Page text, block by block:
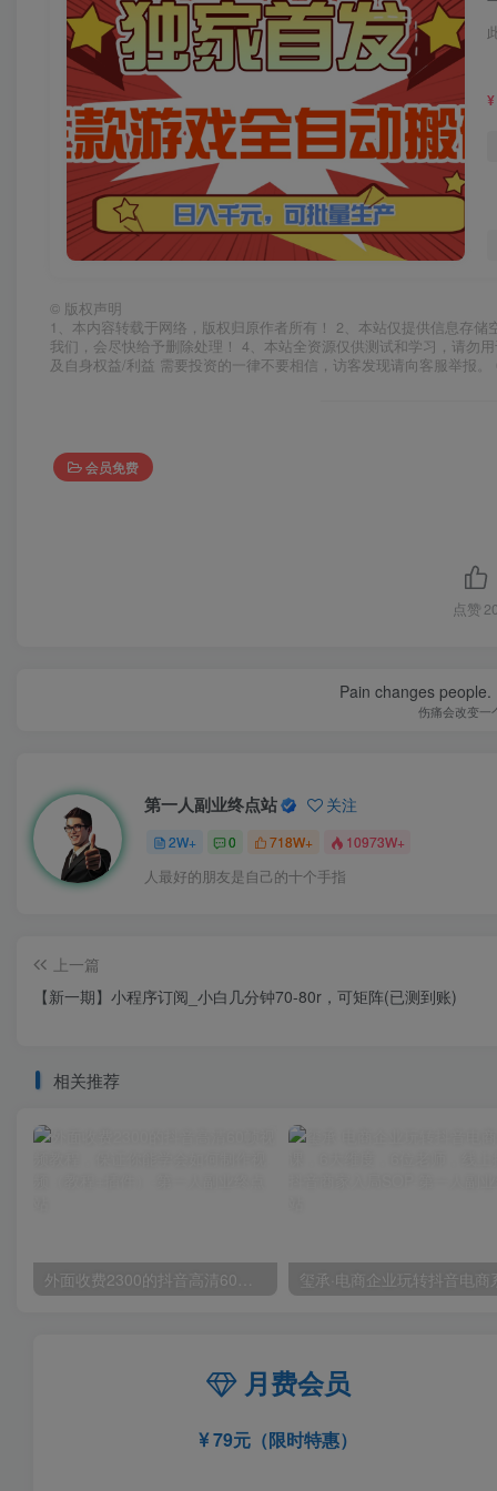
¥
© 版权声明
1、本内容转载于网络，版权归原作者所有！ 2、本站仅提供信息存
我们，会尽快给予删除处理！ 4、本站全资源仅供测试和学习，请勿
及自身权益/利益 需要投资的一律不要相信，访客发现请向客服举报
会员免费
点赞
Pain changes
伤痛会改变一
第一人副业终点站 关注
2W+ 0 718W+ 10973W+
人最好的朋友是自己的十个手指
上一篇
【新一期】小程序订阅_小白几分钟70-80r，可矩阵(已测到账)
相关推荐
月费会员
79元（限时特惠）